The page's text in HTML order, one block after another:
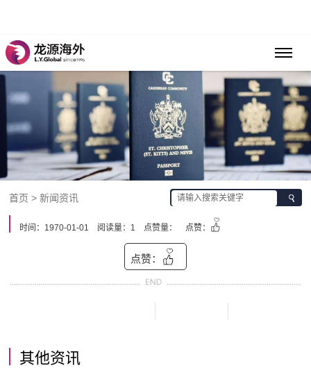
首页 > 新闻资讯
时间：1970-01-01 阅读量：1 点赞量： 点赞：
点赞：
其他资讯